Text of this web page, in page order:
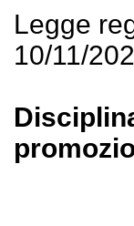
Legge
10/11/